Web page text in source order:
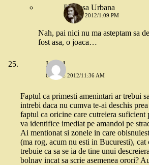
Printesa Urbana
6 IULIE 2012/1:09 PM
Nah, pai nici nu ma asteptam sa
fost asa, o joaca…
Ingrid
6 IULIE 2012/11:36 AM
Faptul ca primesti amenintari ar trebui
intrebi daca nu cumva te-ai deschis
faptul ca oricine care cutreiera suficient
va identifice imediat pe amandoi pe
Ai mentionat si zonele in care
(ma rog, acum nu esti in Bucuresti), cat
trebuie ca sa se ia de tine unui
bolnav incat sa scrie asemenea orori?